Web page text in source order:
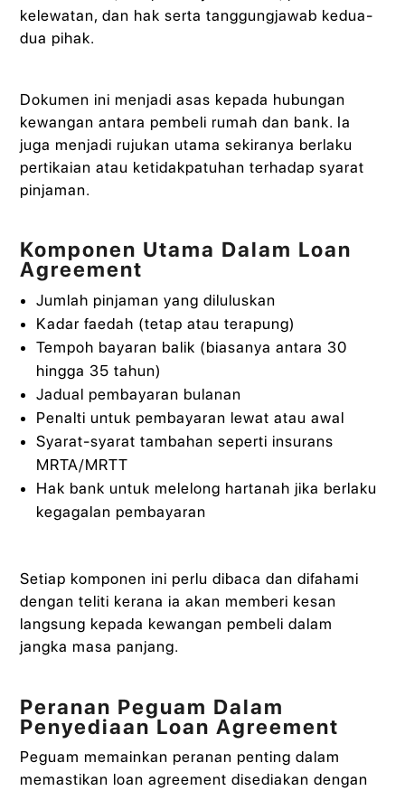
kelewatan, dan hak serta tanggungjawab kedua-
dua pihak.
Dokumen ini menjadi asas kepada hubungan
kewangan antara pembeli rumah dan bank. Ia
juga menjadi rujukan utama sekiranya berlaku
pertikaian atau ketidakpatuhan terhadap syarat
pinjaman.
Komponen Utama Dalam Loan
Agreement
Jumlah pinjaman yang diluluskan
Kadar faedah (tetap atau terapung)
Tempoh bayaran balik (biasanya antara 30
hingga 35 tahun)
Jadual pembayaran bulanan
Penalti untuk pembayaran lewat atau awal
Syarat-syarat tambahan seperti insurans
MRTA/MRTT
Hak bank untuk melelong hartanah jika berlaku
kegagalan pembayaran
Setiap komponen ini perlu dibaca dan difahami
dengan teliti kerana ia akan memberi kesan
langsung kepada kewangan pembeli dalam
jangka masa panjang.
Peranan Peguam Dalam
Penyediaan Loan Agreement
Peguam memainkan peranan penting dalam
memastikan loan agreement disediakan dengan